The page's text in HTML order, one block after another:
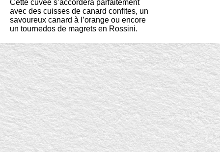
Cette cuvée s’accordera parfaitement
avec des cuisses de canard confites, un
savoureux canard à l’orange ou encore
un tournedos de magrets en Rossini.